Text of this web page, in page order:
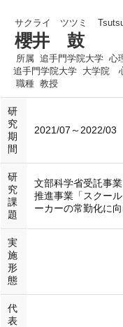
サクライ ツツミ
櫻井 鼓
所属 追手門学院大学 心
追手門学院大学 大学院
職種 教授
研
究
期
間
2021/07～2022/03
研
究
課
題
文部科学省受託事
推進事業「スクー
ーカーの常勤化に
実
施
形
態
代
表